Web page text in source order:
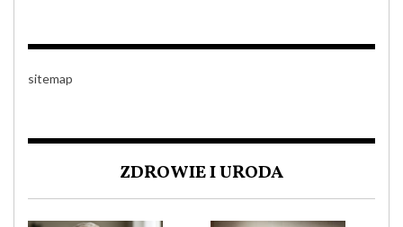
sitemap
ZDROWIE I URODA